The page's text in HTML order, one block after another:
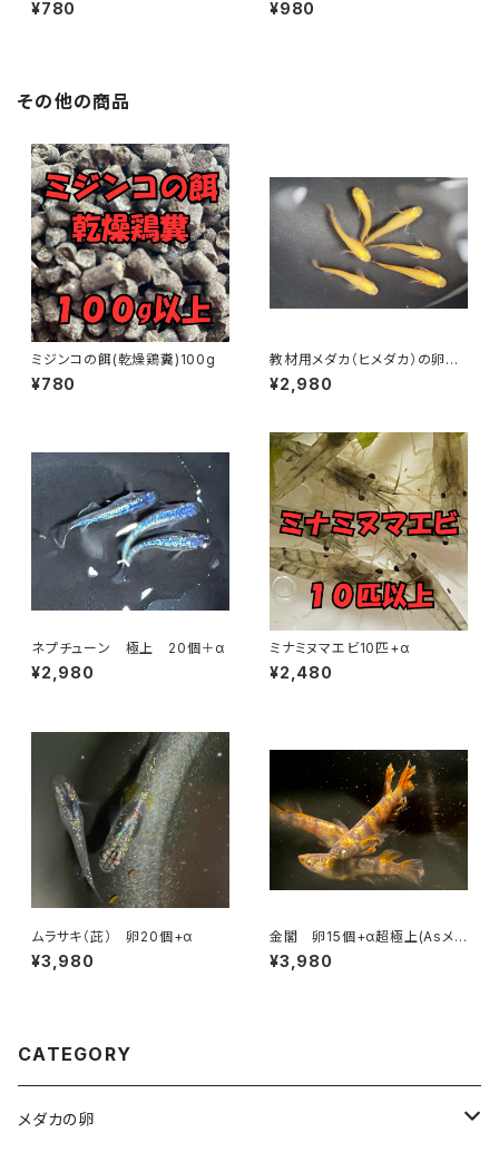
¥780 ¥980
その他の商品
ミジンコの餌(乾燥鶏糞)100g
¥780
教材用メダカ（ヒメダカ）の卵
30個＋α【理科の実験用】
¥2,980
ネプチューン 極上 20個＋α
¥2,980
ミナミヌマエビ10匹+α
¥2,480
ムラサキ（茈） 卵20個+α
¥3,980
金閣 卵15個+α超極上(Asメダ
カ様直系)
¥3,980
CATEGORY
メダカの卵